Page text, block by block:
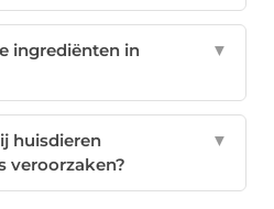
ingrediënten in
▼
huisdieren
veroorzaken?
▼